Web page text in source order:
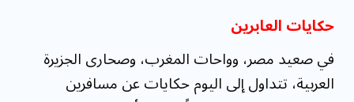
حكايات العابرين
في صعيد مصر، وواحات المغرب، وصحارى الجزيرة
العربية، تتداول إلى اليوم حكايات عن مسافرين